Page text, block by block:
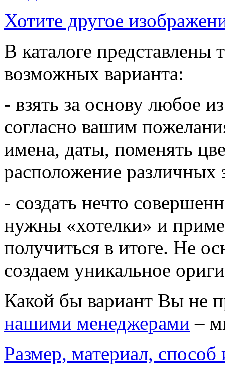
Хотите другое
В каталоге представлены
возможных варианта:
- взять за основу любое
согласно вашим
имена, даты, поменять
расположение различных
- создать нечто
нужны «хотелки» и
получиться в итоге. Не
создаем уникальное
Какой бы вариант Вы не
нашими менеджерами –
Размер, материал, способ